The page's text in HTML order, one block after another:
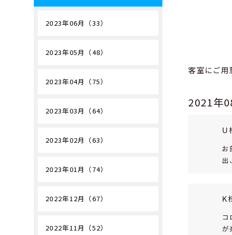
客室にご用
2021年
U
お
出
K
コ
が
2023年06月（33）
2023年05月（48）
2023年04月（75）
2023年03月（64）
2023年02月（63）
2023年01月（74）
2022年12月（67）
2022年11月（52）